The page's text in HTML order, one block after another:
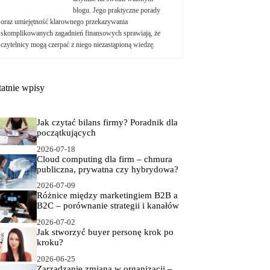
blogu. Jego praktyczne porady
oraz umiejętność klarownego przekazywania
skomplikowanych zagadnień finansowych sprawiają, że
czytelnicy mogą czerpać z niego niezastąpioną wiedzę.
wpisy
Jak czytać bilans firmy? Poradnik dla
początkujących
2026-07-18
Cloud computing dla firm – chmura
publiczna, prywatna czy hybrydowa?
2026-07-09
Różnice między marketingiem B2B a
B2C – porównanie strategii i kanałów
2026-07-02
Jak stworzyć buyer personę krok po
kroku?
2026-06-25